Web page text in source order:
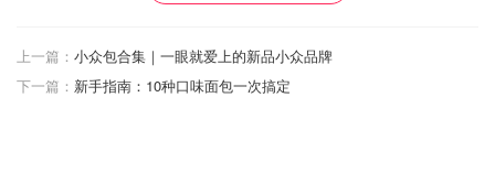
南宋时期林洪所著的《山家清供》食谱中就记载了关于樱桃
上一篇： 小众包合集｜一眼就爱上的新品小众品牌
下一篇： 新手指南：10种口味面包一次搞定